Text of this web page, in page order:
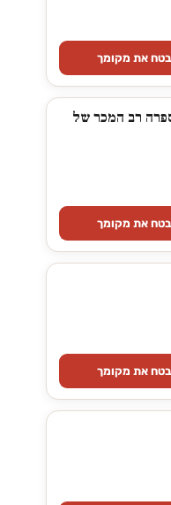
את מקומך
רב המכר של
את מקומך
את מקומך